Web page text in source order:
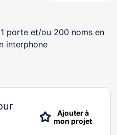
porte et/ou 200 noms en
interphone
Ajouter à
mon projet